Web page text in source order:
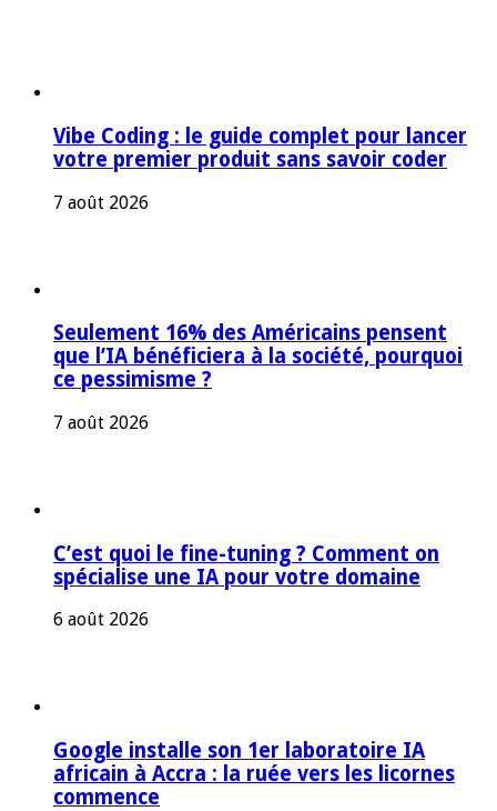
Vibe Coding : le guide complet pour lancer
votre premier produit sans savoir coder
7 août 2026
Seulement 16% des Américains pensent
que l’IA bénéficiera à la société, pourquoi
ce pessimisme ?
7 août 2026
C’est quoi le fine-tuning ? Comment on
spécialise une IA pour votre domaine
6 août 2026
Google installe son 1er laboratoire IA
africain à Accra : la ruée vers les licornes
commence